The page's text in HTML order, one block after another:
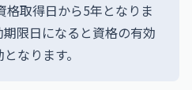
格取得日から5年となりま
限日になると資格の有効
なります。